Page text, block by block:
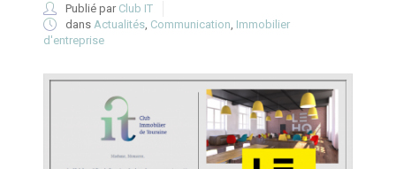
Publié par Club IT
dans Actualités Communication Immobilier
d'entreprise